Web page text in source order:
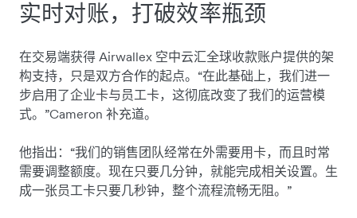
实时对账，打破效率瓶颈
在交易端获得 Airwallex 空中云汇全球收款账户提供的架
构支持，只是双方合作的起点。“在此基础上，我们进一
步启用了企业卡与员工卡，这彻底改变了我们的运营模
式。”Cameron 补充道。
他指出：“我们的销售团队经常在外需要用卡，而且时常
需要调整额度。现在只要几分钟，就能完成相关设置。生
成一张员工卡只要几秒钟，整个流程流畅无阻。”